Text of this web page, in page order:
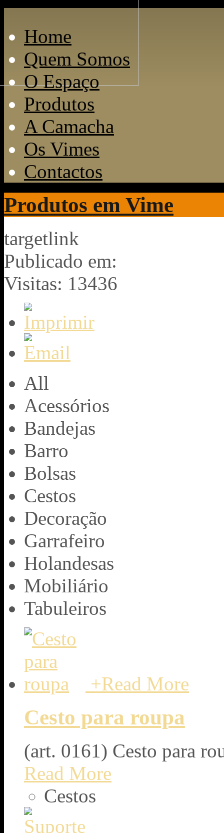
Home
Quem Somos
O Espaço
Produtos
A Camacha
Os Vimes
Contactos
Produtos em Vime
targetlink
Publicado em:
Visitas: 13436
All
Acessórios
Bandejas
Barro
Bolsas
Cestos
Decoração
Garrafeiro
Holandesas
Mobiliário
Tabuleiros
+Read More
Cesto para roupa
(art. 0161) Cesto para
Read More
Cestos